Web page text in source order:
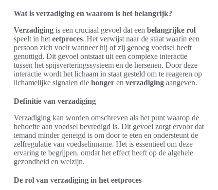
Wat is verzadiging en waarom is het belangrijk?
Verzadiging is een cruciaal gevoel dat een belangrijke rol
speelt in het eetproces. Het verwijst naar de staat waarin een
persoon zich voelt wanneer hij of zij genoeg voedsel heeft
genuttigd. Dit gevoel ontstaat uit een complexe interactie
tussen het spijsverteringssysteem en de hersenen. Door deze
interactie wordt het lichaam in staat gesteld om te reageren op
lichamelijke signalen die honger en verzadiging aangeven.
Definitie van verzadiging
Verzadiging kan worden omschreven als het punt waarop de
behoefte aan voedsel bevredigd is. Dit gevoel zorgt ervoor dat
iemand minder geneigd is om door te eten en ondersteunt de
zelfregulatie van voedselinname. Het is essentieel om deze
ervaring te begrijpen, omdat het effect heeft op de algehele
gezondheid en welzijn.
De rol van verzadiging in het eetproces